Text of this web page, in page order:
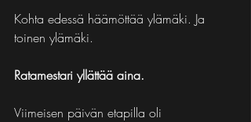
Kohta edessä häämöttää ylämäki. Ja
toinen ylämäki.
Ratamestari yllättää aina.
Viimeisen päivän etapilla oli